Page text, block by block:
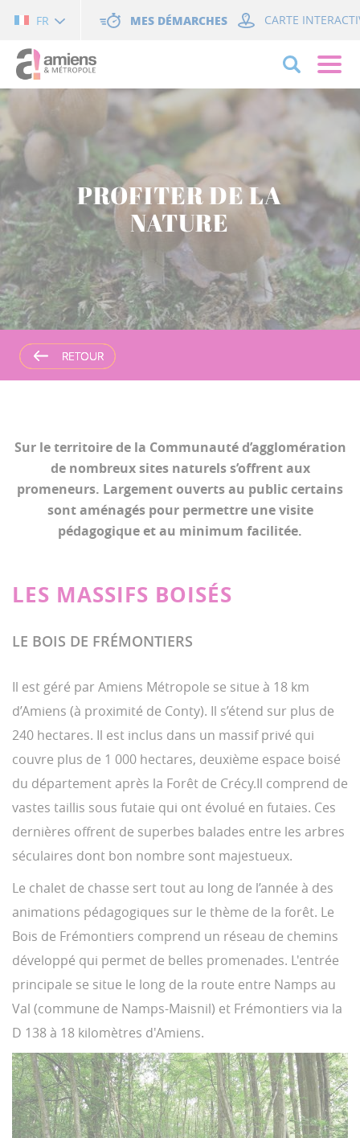
FR MES DÉMARCHES CARTE
PROFITER DE LA
NATURE
RETOUR
RETOUR
RETOUR
Sur le territoire de la Communauté d’agglomération
de nombreux sites naturels s’offrent aux
promeneurs. Largement ouverts au public certains
sont aménagés pour permettre une visite
pédagogique et au minimum facilitée.
LES MASSIFS BOISÉS
LE BOIS DE FRÉMONTIERS
Il est géré par Amiens Métropole se situe à 18 km
d’Amiens (à proximité de Conty). Il s’étend sur plus de
240 hectares. Il est inclus dans un massif privé qui
couvre plus de 1 000 hectares, deuxième espace boisé
du département après la Forêt de Crécy.Il comprend de
vastes taillis sous futaie qui ont évolué en futaies. Ces
dernières offrent de superbes balades entre les arbres
séculaires dont bon nombre sont majestueux.
Le chalet de chasse sert tout au long de l’année à des
animations pédagogiques sur le thème de la forêt. Le
Bois de Frémontiers comprend un réseau de chemins
développé qui permet de belles promenades. L'entrée
principale se situe le long de la route entre Namps au
Val (commune de Namps-Maisnil) et Frémontiers via la
D 138 à 18 kilomètres d'Amiens.